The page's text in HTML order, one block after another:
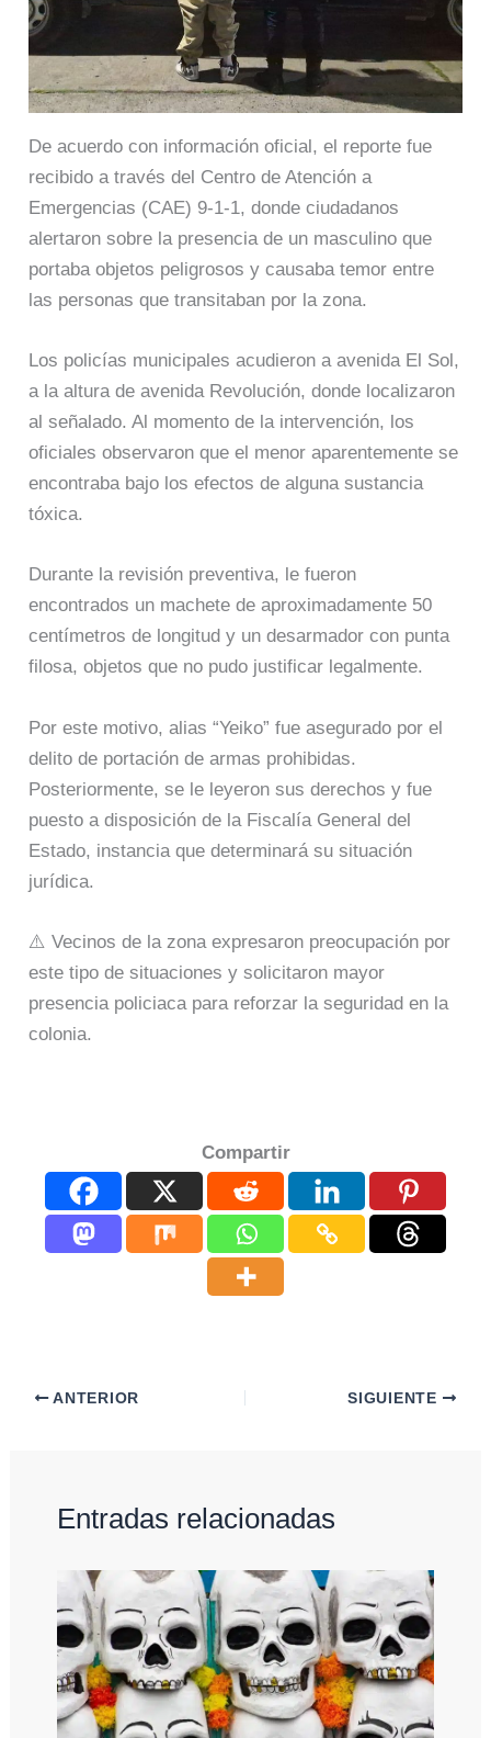
De acuerdo con información oficial, el reporte fue
recibido a través del Centro de Atención a
Emergencias (CAE) 9-1-1, donde ciudadanos
alertaron sobre la presencia de un masculino que
portaba objetos peligrosos y causaba temor entre
las personas que transitaban por la zona.
Los policías municipales acudieron a avenida El Sol,
a la altura de avenida Revolución, donde localizaron
al señalado. Al momento de la intervención, los
oficiales observaron que el menor aparentemente se
encontraba bajo los efectos de alguna sustancia
tóxica.
Durante la revisión preventiva, le fueron
encontrados un machete de aproximadamente 50
centímetros de longitud y un desarmador con punta
filosa, objetos que no pudo justificar legalmente.
Por este motivo, alias “Yeiko” fue asegurado por el
delito de portación de armas prohibidas.
Posteriormente, se le leyeron sus derechos y fue
puesto a disposición de la Fiscalía General del
Estado, instancia que determinará su situación
jurídica.
⚠️ Vecinos de la zona expresaron preocupación por
este tipo de situaciones y solicitaron mayor
presencia policiaca para reforzar la seguridad en la
colonia.
Compartir
ANTERIOR SIGUIENTE
Entradas relacionadas